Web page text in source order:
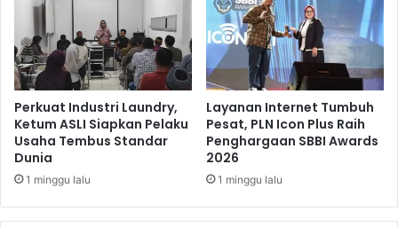
n
P
r
o
d
u
k
u
a
n
g
d
a
r
i
T
Perkuat Industri Laundry,
Ketum ASLI Siapkan Pelaku
Usaha Tembus Standar
Dunia
1 minggu lalu
Layanan Internet Tumbuh
Pesat, PLN Icon Plus Raih
Penghargaan SBBI Awards
2026
1 minggu lalu